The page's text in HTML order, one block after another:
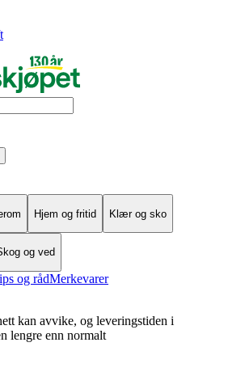
Hjem og fritid Klær og sko
og ved
og rådMerkevarer
kan avvike, og leveringstiden i
lengre enn normalt